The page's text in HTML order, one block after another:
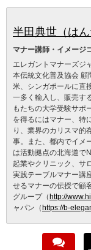
半田典世（はん
マナー講師・イメージ
エレガントマナーズジ
本伝統文化普及協会 顧
米、シンガポールに直
一多く輸入し、販売す
もたちの大学受験サポ
を得るにはマナー、特
り、業界のカリスマ的
事。また、都内でイメ
は活動拠点の北海道で
起業やクリニック、サ
実践テーブルマナー講
せるマナーの伝授で顧
グループ（http://
ャパン（https://b-